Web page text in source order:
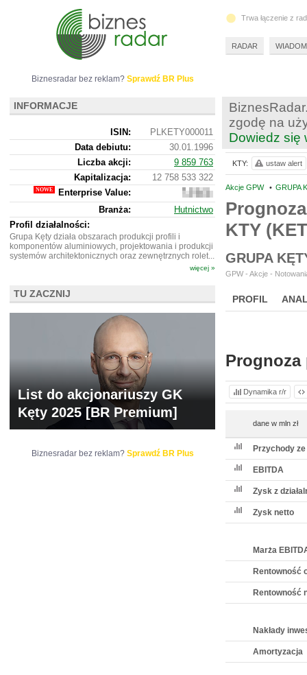
zgodę na
Dowiedz się
Akcje GPW • GRUPA
KTY
GRUPA
GPW - Akcje -
PROFIL
Prognoza
Dynamika r/r
dane w mln zł
Przychody
EBITDA
Zysk z
Zysk netto
Marża
Rentowność
Rentowność
Nakłady
Amortyzacja
KTY: ustaw alert
Biznesradar bez reklam? Sprawdź BR Plus
INFORMACJE
ISIN:
PLKETY000011
Data debiutu:
30.01.1996
Liczba akcji:
9 859 763
Kapitalizacja:
12 758 533 322
Enterprise Value:
13
883
533
Branża:
Hutnictwo
Profil działalności:
Grupa Kęty działa obszarach produkcji profili i
komponentów aluminiowych, projektowania i produkcji
systemów architektonicznych oraz zewnętrznych rolet...
więcej »
TU ZACZNIJ
List do akcjonariuszy GK
Kęty 2025 [BR Premium]
Biznesradar bez reklam? Sprawdź BR Plus
Trwa łączenie z
RADAR